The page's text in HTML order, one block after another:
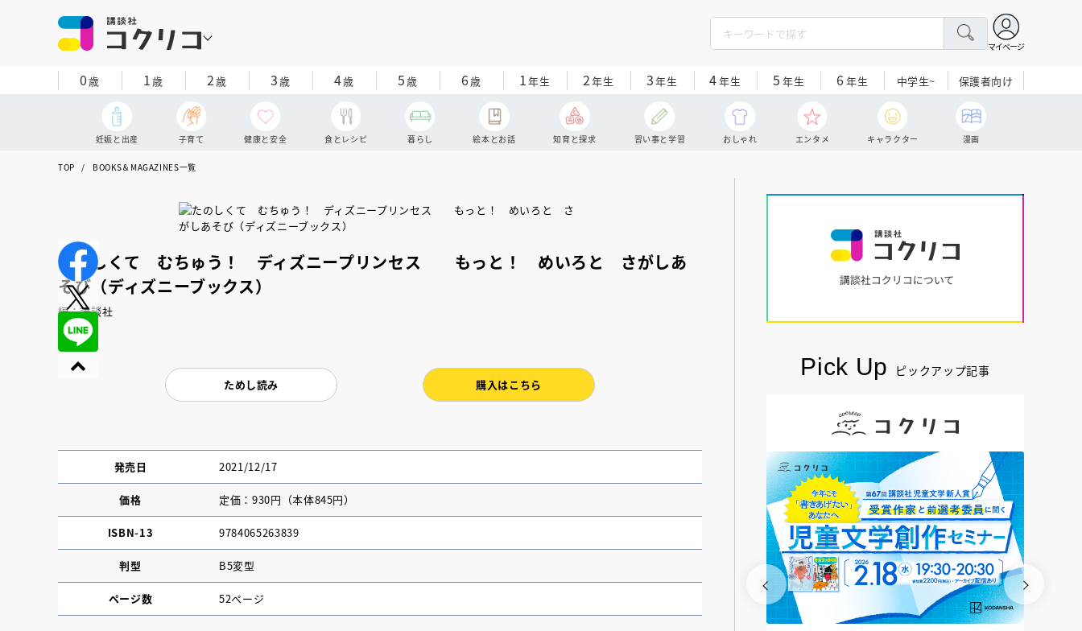
マイページ
0歳 1歳 2歳 3歳 4歳 5歳 6歳 1年生 2年生 3年生 4年生 5 年生 6年生 中学生~ 保護者向け
妊娠と出産 子育て 健康と安全 食とレシピ 暮らし 絵本とお話 知育と探求 習い事と学習 おしゃれ エンタメ キャラクター 漫画
TOP BOOKS＆MAGAZINES一覧
たのしくて むちゅう！ ディズニープリンセス もっと！ めいろと さがしあ
そび（ディズニーブックス）
編：講談社
ためし読み 購入はこちら
発売日 2021/12/17
価格 定価：930円（本体845円）
ISBN-13 9784065263839
判型 B5変型
ページ数 52ページ
Pick Up ピックアップ記事